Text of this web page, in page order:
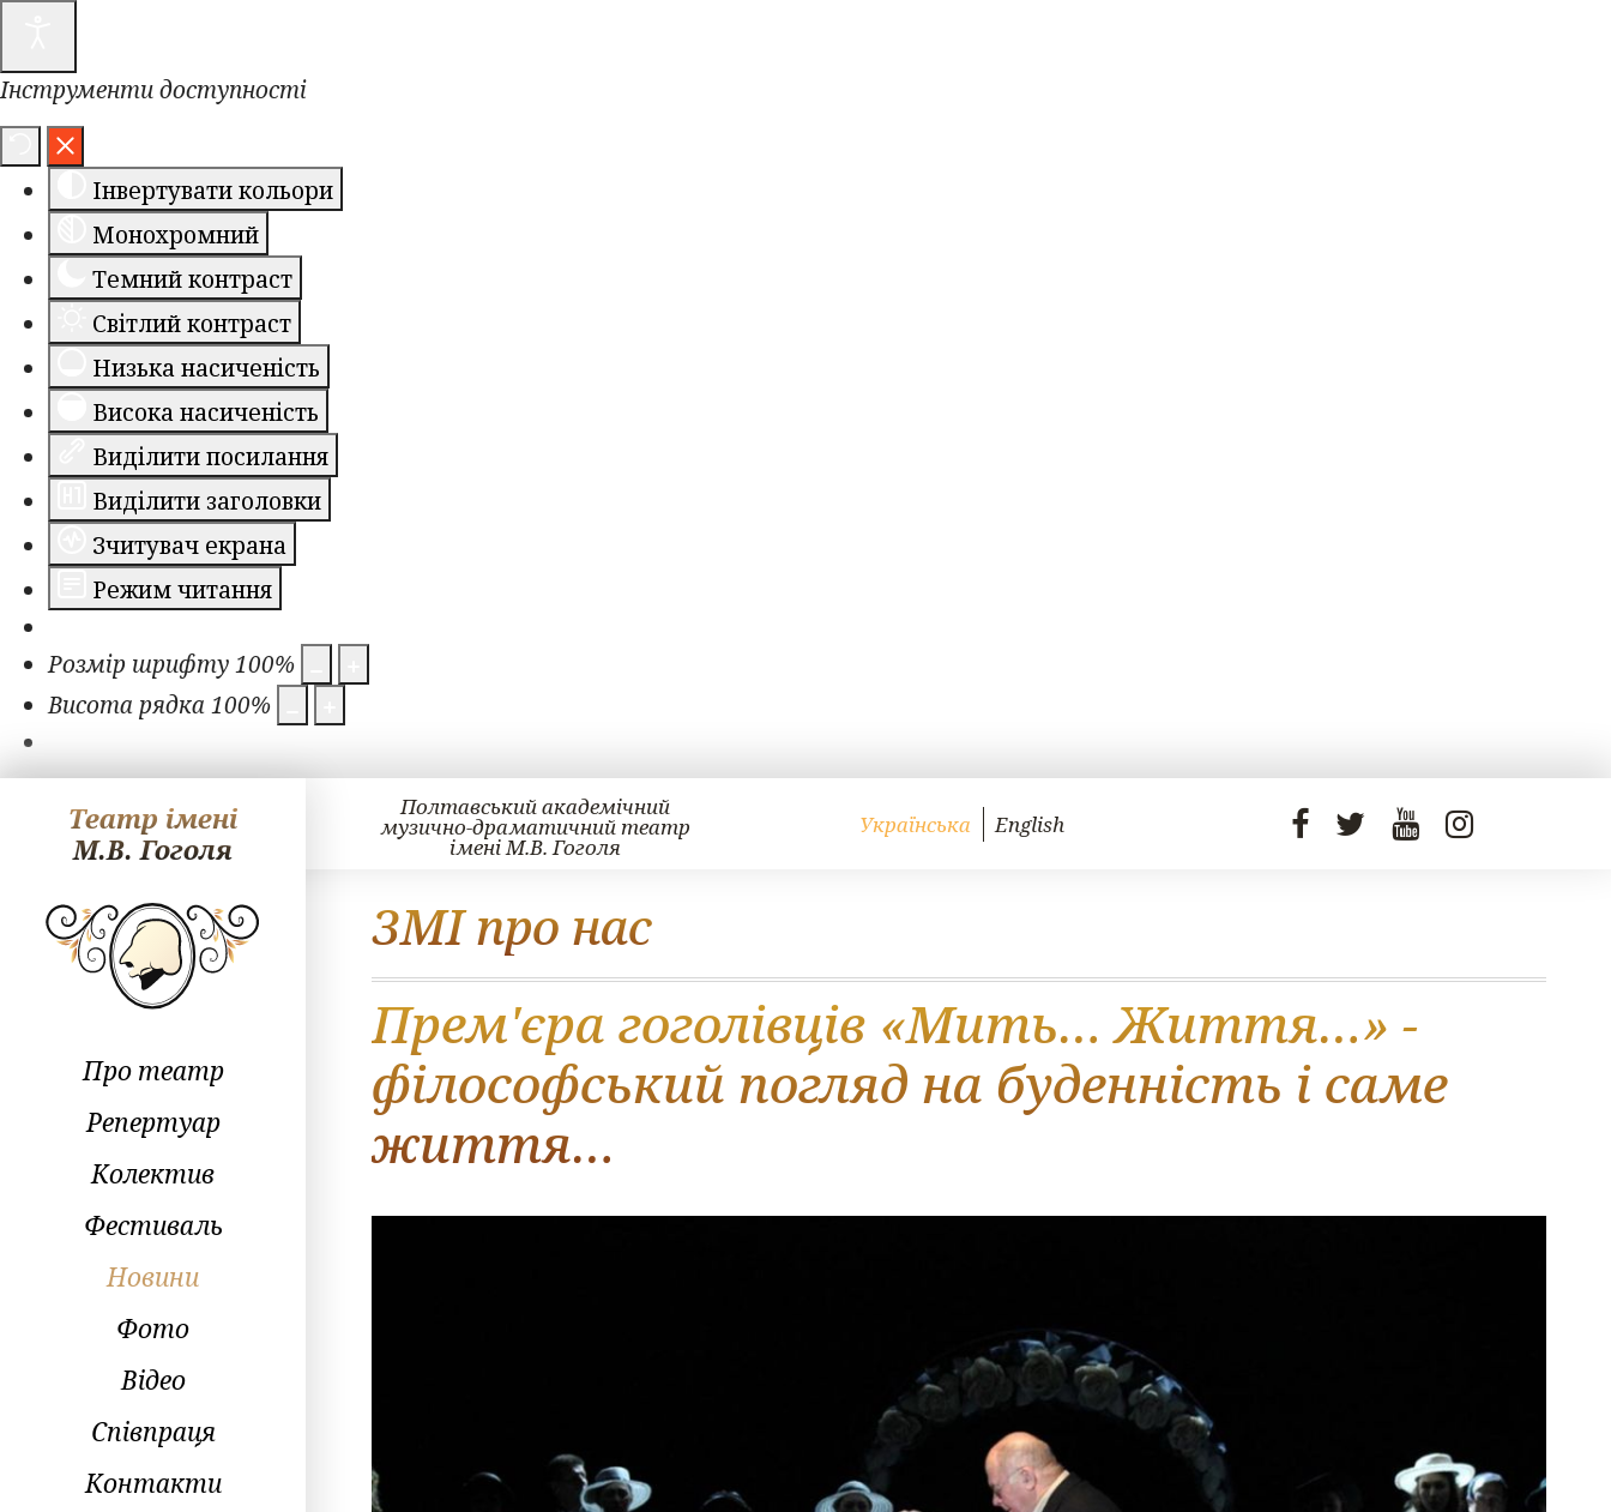
Інструменти доступності
Інвертувати кольори
Монохромний
Темний контраст
Світлий контраст
Низька насиченість
Висока насиченість
Виділити посилання
Виділити заголовки
Зчитувач екрана
Режим читання
Розмір шрифту100%
Висота рядка100%
Театр імені
М.В. Гоголя
Про театр
Репертуар
Колектив
Фестиваль
Новини
Фото
Відео
Співпраця
Контакти
Полтавський академічний
музично-драматичний театр
імені М.В. Гоголя
Українська English
ЗМІ про нас
Прем'єра гоголівців «Мить… Життя…» -
філософський погляд на буденність і саме
життя…